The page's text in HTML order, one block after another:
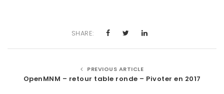
SHARE:
PREVIOUS ARTICLE
OpenMNM – retour table ronde – Pivoter en 2017